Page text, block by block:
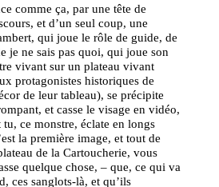
comme ça, par une tête de
et d’un seul coup, une
qui joue le rôle de guide, de
je ne sais pas quoi, qui joue son
vivant sur un plateau vivant
protagonistes historiques de
de leur tableau), se précipite
et casse le visage en vidéo,
tu, ce monstre, éclate en longs
la première image, et tout de
de la Cartoucherie, vous
quelque chose, – que, ce qui va
ces sanglots-là, et qu’ils